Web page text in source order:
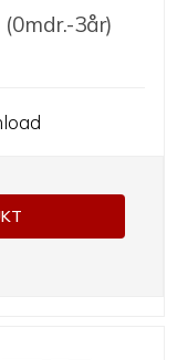
3år)